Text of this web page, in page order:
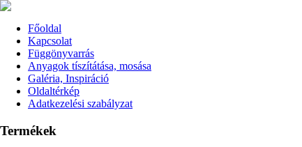
Főoldal
Kapcsolat
Függönyvarrás
Anyagok tíszítátása, mosása
Galéria, Inspiráció
Oldaltérkép
Adatkezelési szabályzat
Termékek